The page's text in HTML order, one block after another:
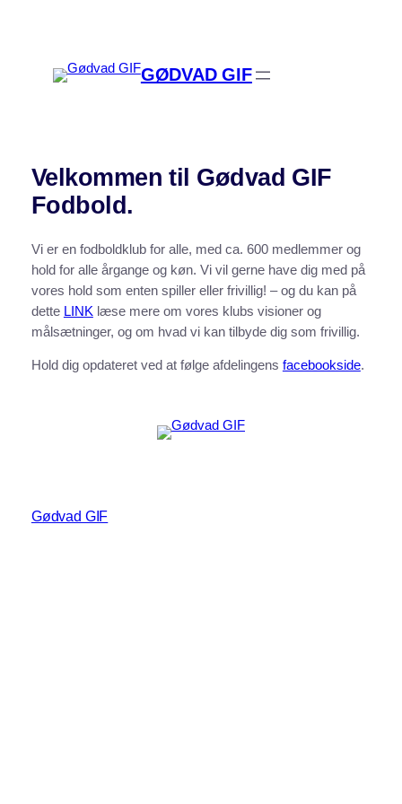
GØDVAD GIF
Velkommen til Gødvad GIF
Fodbold.
Vi er en fodboldklub for alle, med ca. 600 medlemmer og
hold for alle årgange og køn. Vi vil gerne have dig med på
vores hold som enten spiller eller frivillig! – og du kan på
dette LINK læse mere om vores klubs visioner og
målsætninger, og om hvad vi kan tilbyde dig som frivillig.
Hold dig opdateret ved at følge afdelingens facebookside.
Gødvad GIF